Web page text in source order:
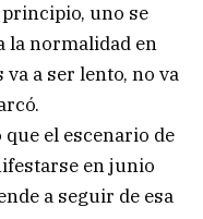
uno se
la normalidad en
a ser lento, no va
el escenario de
en junio
a seguir de esa